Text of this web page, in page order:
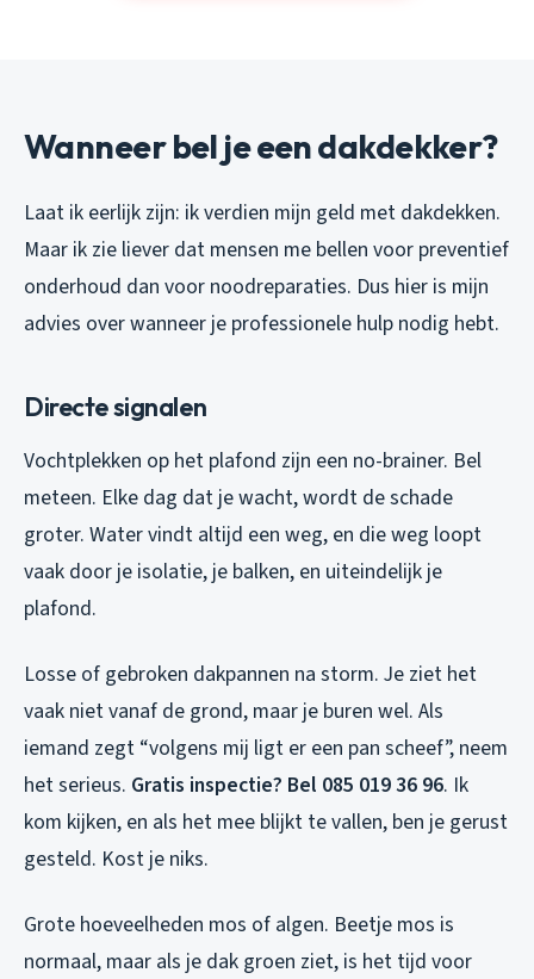
Wanneer bel je een dakdekker?
Laat ik eerlijk zijn: ik verdien mijn geld met dakdekken.
Maar ik zie liever dat mensen me bellen voor preventief
onderhoud dan voor noodreparaties. Dus hier is mijn
advies over wanneer je professionele hulp nodig hebt.
Directe signalen
Vochtplekken op het plafond zijn een no-brainer. Bel
meteen. Elke dag dat je wacht, wordt de schade
groter. Water vindt altijd een weg, en die weg loopt
vaak door je isolatie, je balken, en uiteindelijk je
plafond.
Losse of gebroken dakpannen na storm. Je ziet het
vaak niet vanaf de grond, maar je buren wel. Als
iemand zegt “volgens mij ligt er een pan scheef”, neem
het serieus. Gratis inspectie? Bel 085 019 36 96. Ik
kom kijken, en als het mee blijkt te vallen, ben je gerust
gesteld. Kost je niks.
Grote hoeveelheden mos of algen. Beetje mos is
normaal, maar als je dak groen ziet, is het tijd voor